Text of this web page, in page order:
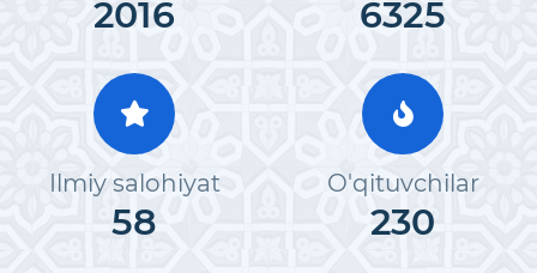
2016 6325
Ilmiy salohiyat
58
O'qituvchilar
230